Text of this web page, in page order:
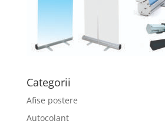
Categorii
Afise postere
Autocolant